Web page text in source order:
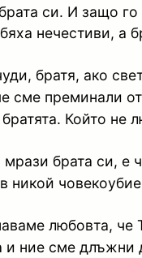
си. И защо
нечестиви, а
братя, ако
сме преминали
Който не
мрази брата си, е
никой
любовта, че
и ние сме длъжни